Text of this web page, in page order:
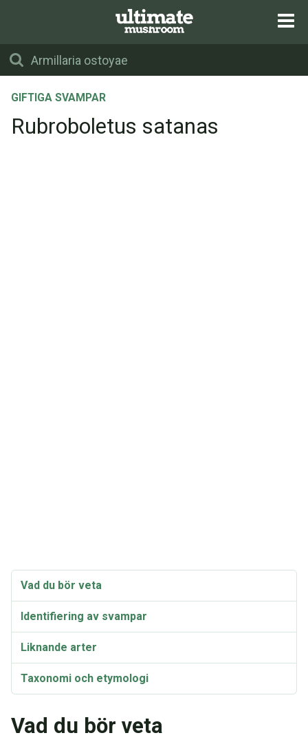
GIFTIGA SVAMPAR
Rubroboletus satanas
Vad du bör veta
Identifiering av svampar
Liknande arter
Taxonomi och etymologi
Vad du bör veta